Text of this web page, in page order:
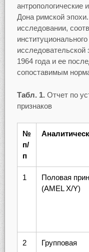
антропологические
Дона римской
исследовании,
исследовательской
1964 года и ее
сопоставимым
Табл. 1. Отчет по
признаков
№
п/
п
1
Половая
(AMEL X/Y)
2
Групповая